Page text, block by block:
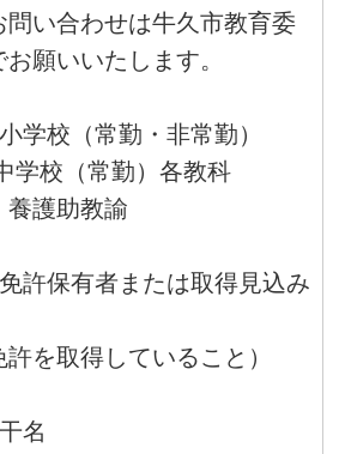
問い合わせは牛久市教育委
願いいたします。
学校（常勤・非常勤）
勤）各教科
教諭
許保有者または取得見込み
許を取得していること）
名